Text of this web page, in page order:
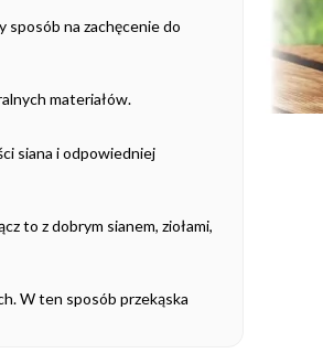
sposób na zachęcenie do
materiałów.
siana i odpowiedniej
to z dobrym sianem, ziołami,
W ten sposób przekąska